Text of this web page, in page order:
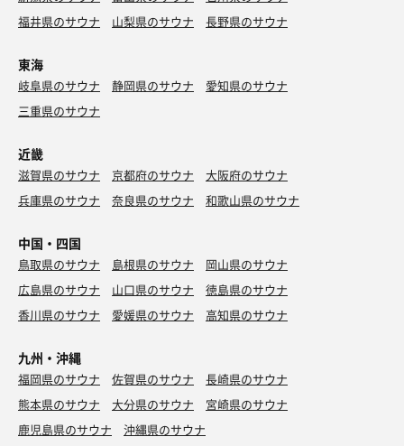
福井県のサウナ
山梨県のサウナ 長野県のサウナ
東海
岐阜県のサウナ 静岡県のサウナ
愛知県のサウナ
三重県のサウナ
近畿
滋賀県のサウナ 京都府のサウナ
大阪府のサウナ
兵庫県のサウナ
奈良県のサウナ 和歌山県のサウナ
中国・四国
鳥取県のサウナ 島根県のサウナ
岡山県のサウナ
広島県のサウナ
山口県のサウナ
徳島県のサウナ
香川県のサウナ
愛媛県のサウナ 高知県のサウナ
九州・沖縄
福岡県のサウナ 佐賀県のサウナ
長崎県のサウナ
熊本県のサウナ
大分県のサウナ
宮崎県のサウナ
鹿児島県のサウナ
沖縄県のサウナ